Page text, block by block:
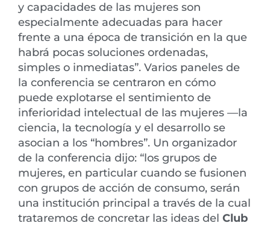
y capacidades de las mujeres son
especialmente adecuadas para hacer
frente a una época de transición en la que
habrá pocas soluciones ordenadas,
simples o inmediatas”. Varios paneles de
la conferencia se centraron en cómo
puede explotarse el sentimiento de
inferioridad intelectual de las mujeres —la
ciencia, la tecnología y el desarrollo se
asocian a los “hombres”. Un organizador
de la conferencia dijo: “los grupos de
mujeres, en particular cuando se fusionen
con grupos de acción de consumo, serán
una institución principal a través de la cual
trataremos de concretar las ideas del Club